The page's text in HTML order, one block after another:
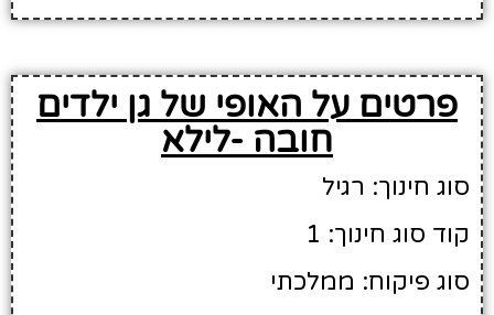
פרטים על האופי של גן ילדים
חובה -לילא
סוג חינוך: רגיל
קוד סוג חינוך: 1
סוג פיקוח: ממלכתי